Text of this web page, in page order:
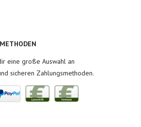
eine große Auswahl an
sicheren Zahlungsmethoden.